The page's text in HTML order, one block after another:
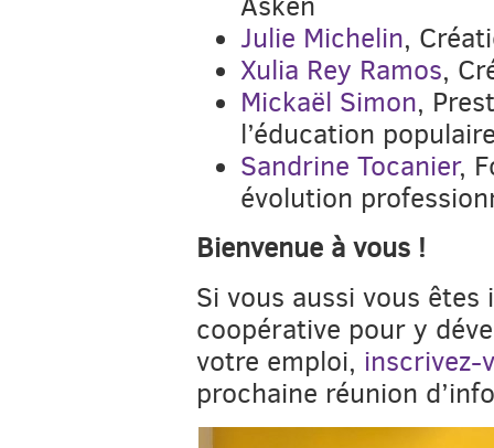
Julie Michelin,
Xulia Rey Ramos,
Mickaël Simon,
l’éducation
Sandrine Tocanier,
évolution
Bienvenue à vous !
Si vous aussi vous êtes
coopérative pour y
votre emploi, inscrivez-
prochaine réunion